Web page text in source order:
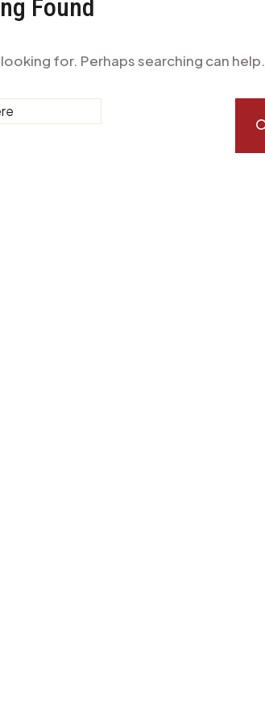
Found
for. Perhaps searching can help.